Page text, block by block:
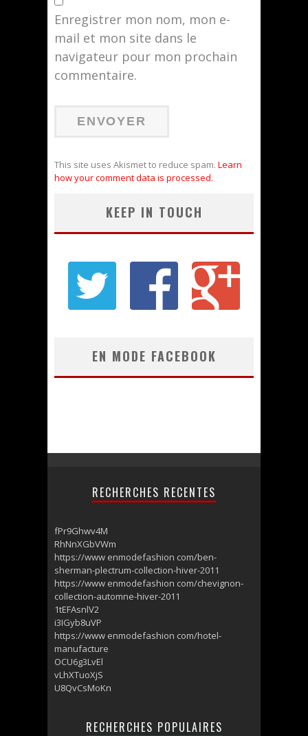
Enregistrer mon nom, mon e-
mail et mon site dans le
navigateur pour mon prochain
commentaire.
This site uses Akismet to reduce spam. Learn
how your comment data is processed.
KEEP IN TOUCH
EN MODE FACEBOOK
RECHERCHES RECENTES
fPr9Ghwv4M
RhNnXGbVWm
https://www enmodefashion com/ben-
sherman-plectrum-collection-hiver-2011
https://www enmodefashion com/chevignon-
collection-automne-hiver-2011
1tEFAsnlV2
i3IGyb8uVP
https://www enmodefashion com/hotel-
manufacture
OCU6g3LvEl
vLhXTuoXjS
U8QvCsMoKn
RECHERCHES POPULAIRES